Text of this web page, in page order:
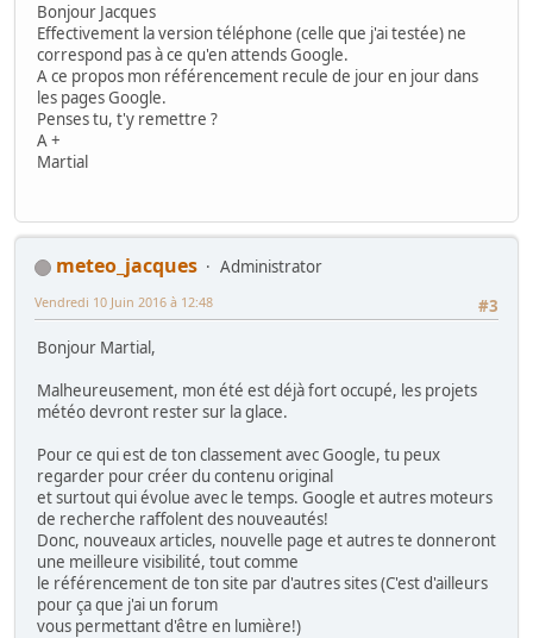
Bonjour Jacques
Effectivement la version téléphone (celle que j'ai testée) ne
correspond pas à ce qu'en attends Google.
A ce propos mon référencement recule de jour en jour dans
les pages Google.
Penses tu, t'y remettre ?
A +
Martial
meteo_jacques
Administrator
#3
Vendredi 10 Juin 2016 à 12:48
Bonjour Martial,
Malheureusement, mon été est déjà fort occupé, les projets
météo devront rester sur la glace.
Pour ce qui est de ton classement avec Google, tu peux
regarder pour créer du contenu original
et surtout qui évolue avec le temps. Google et autres moteurs
de recherche raffolent des nouveautés!
Donc, nouveaux articles, nouvelle page et autres te donneront
une meilleure visibilité, tout comme
le référencement de ton site par d'autres sites (C'est d'ailleurs
pour ça que j'ai un forum
vous permettant d'être en lumière!)